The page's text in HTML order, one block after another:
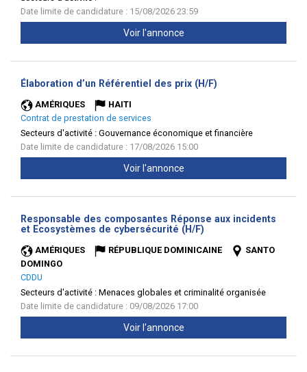
Date limite de candidature : 15/08/2026 23:59
Voir l'annonce
Élaboration d’un Référentiel des prix (H/F)
AMÉRIQUES
HAITI
Contrat de prestation de services
Secteurs d'activité : Gouvernance économique et financière
Date limite de candidature : 17/08/2026 15:00
Voir l'annonce
Responsable des composantes Réponse aux incidents
et Ecosystèmes de cybersécurité (H/F)
AMÉRIQUES RÉPUBLIQUE DOMINICAINE
SANTO
DOMINGO
CDDU
Secteurs d'activité : Menaces globales et criminalité organisée
Date limite de candidature : 09/08/2026 17:00
Voir l'annonce